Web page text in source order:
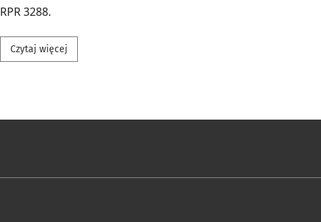
RPR 3288.
Czytaj więcej